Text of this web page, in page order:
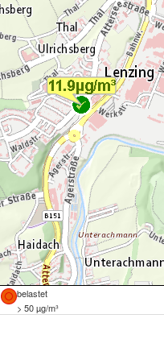
belastet
> 50 µg/m³